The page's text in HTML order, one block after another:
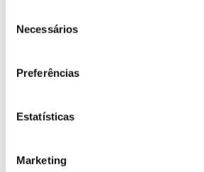
Necessários
Preferências
Estatísticas
Marketing
Registar galhas de Trichi em
25.06.2026